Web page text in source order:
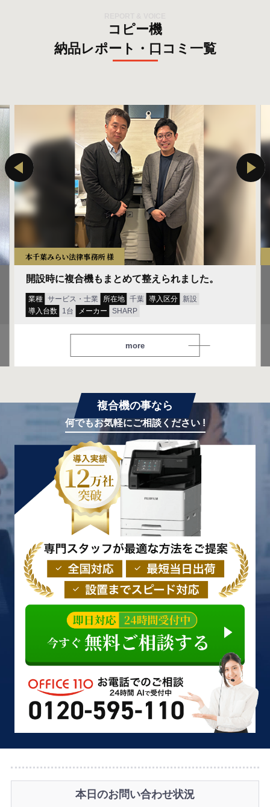
コピー機
納品レポート・口コミ一覧
本千葉みらい法律事務所 様
開設時に複合機もまとめて整えられました。
業種 サービス・士業 所在地 千葉 導入区分
新設
導入台数
1台 メーカー SHARP
more
複合機の事なら
何でもお気軽にご相談ください !
本日のお問い合わせ状況